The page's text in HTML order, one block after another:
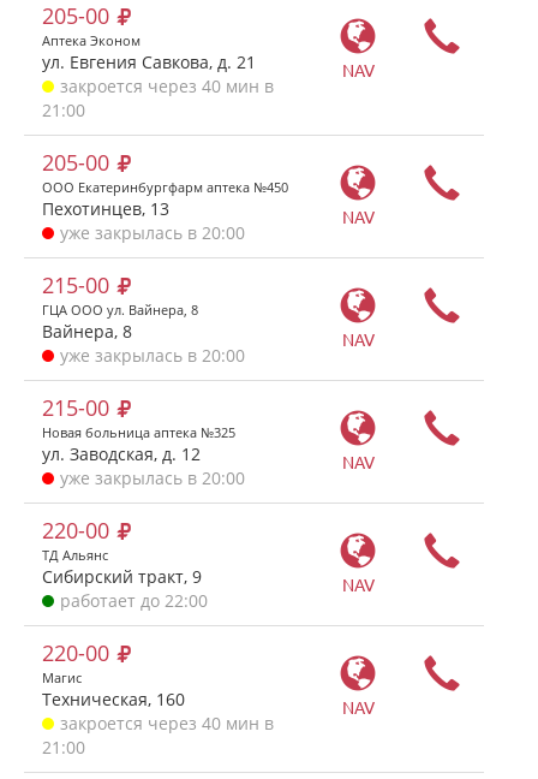
NAV
205-00
Аптека Эконом
ул. Евгения Савкова, д. 21
закроется через 40 мин в
21:00
NAV
205-00
ООО Екатеринбургфарм аптека №450
Пехотинцев, 13
уже закрылась в 20:00
NAV
215-00
ГЦА ООО ул. Вайнера, 8
Вайнера, 8
уже закрылась в 20:00
NAV
215-00
Новая больница аптека №325
ул. Заводская, д. 12
уже закрылась в 20:00
NAV
220-00
ТД Альянс
Сибирский тракт, 9
работает до 22:00
NAV
220-00
Магис
Техническая, 160
закроется через 40 мин в
21:00